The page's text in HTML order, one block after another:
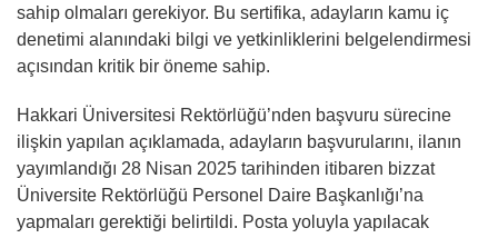
sahip olmaları gerekiyor. Bu sertifika, adayların kamu iç
denetimi alanındaki bilgi ve yetkinliklerini belgelendirmesi
açısından kritik bir öneme sahip.
Hakkari Üniversitesi Rektörlüğü’nden başvuru sürecine
ilişkin yapılan açıklamada, adayların başvurularını, ilanın
yayımlandığı 28 Nisan 2025 tarihinden itibaren bizzat
Üniversite Rektörlüğü Personel Daire Başkanlığı’na
yapmaları gerektiği belirtildi. Posta yoluyla yapılacak